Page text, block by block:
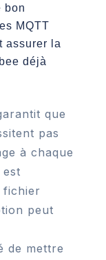
bon
MQTT
assurer la
déjà
que
pas
à chaque
fichier
peut
de mettre